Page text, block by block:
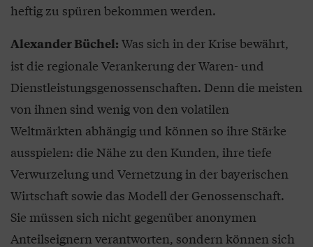
heftig zu spüren bekommen werden.
Alexander Büchel: Was sich in der Krise bewährt,
ist die regionale Verankerung der Waren- und
Dienstleistungsgenossenschaften. Denn die meisten
von ihnen sind wenig von den volatilen
Weltmärkten abhängig und können so ihre Stärke
ausspielen: die Nähe zu den Kunden, ihre tiefe
Verwurzelung und Vernetzung in der bayerischen
Wirtschaft sowie das Modell der Genossenschaft.
Sie müssen sich nicht gegenüber anonymen
Anteilseignern verantworten, sondern können sich